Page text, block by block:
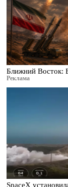
Ближний Восток:
Реклама
SpaceX